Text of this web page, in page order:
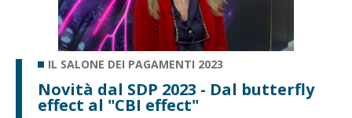
IL SALONE DEI PAGAMENTI 2023
Novità dal SDP 2023 - Dal butterfly
effect al "CBI effect"